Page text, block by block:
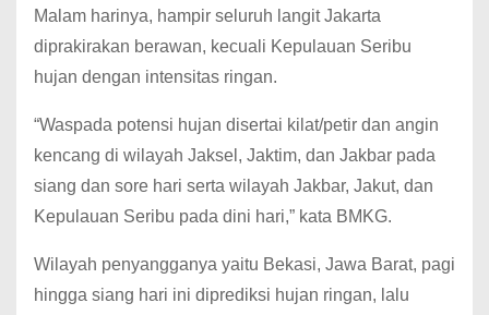
Malam harinya, hampir seluruh langit Jakarta
diprakirakan berawan, kecuali Kepulauan Seribu
hujan dengan intensitas ringan.
“Waspada potensi hujan disertai kilat/petir dan angin
kencang di wilayah Jaksel, Jaktim, dan Jakbar pada
siang dan sore hari serta wilayah Jakbar, Jakut, dan
Kepulauan Seribu pada dini hari,” kata BMKG.
Wilayah penyangganya yaitu Bekasi, Jawa Barat, pagi
hingga siang hari ini diprediksi hujan ringan, lalu